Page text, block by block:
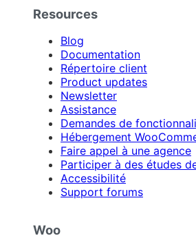
Resources
Blog
Documentation
Répertoire client
Product updates
Newsletter
Assistance
Demandes de
Hébergement
Faire appel à une agence
Participer à des études
Accessibilité
Support forums
Woo